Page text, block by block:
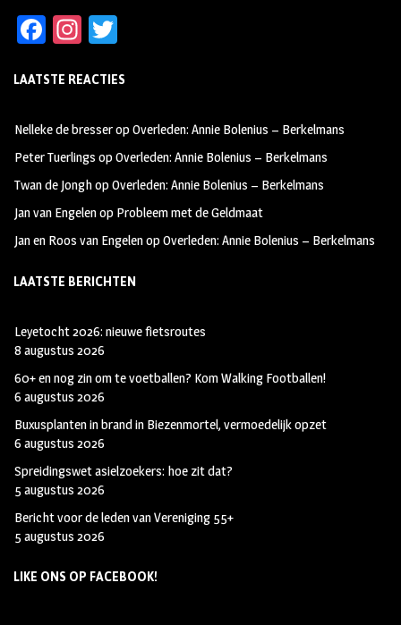
Fa
b
oo
k
In
ag
m
tt
LAATSTE REACTIES
Nelleke de bresseropOverleden: Annie Bolenius – Berkelmans
Peter Tuerlings opOverleden: Annie Bolenius – Berkelmans
Twan de JonghopOverleden: Annie Bolenius – Berkelmans
Jan van Engelenop Probleem met de Geldmaat
Jan en Roos van EngelenopOverleden: Annie Bolenius – Berkelmans
LAATSTE BERICHTEN
Leyetocht 2026: nieuwe fietsroutes
8 augustus 2026
60+ en nog zin om te voetballen? Kom Walking Footballen!
6 augustus 2026
Buxusplanten in brand in Biezenmortel, vermoedelijk opzet
6 augustus 2026
Spreidingswet asielzoekers: hoe zit dat?
5 augustus 2026
Bericht voor de leden van Vereniging 55+
5 augustus 2026
LIKE ONS OP FACEBOOK!